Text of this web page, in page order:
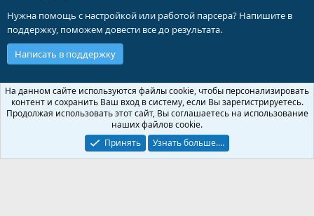
Нужна помощь с настройкой или работой парсера? Напишите в
поддержку, поможем довести все до результата.
Написать в поддержку
Russian (RU)
Обратная связь
Условия и правила
Политика конфиденциальности
Помощь
Community platform by XenForo ® © 2010-2026 XenForo Ltd.
На данном сайте используются файлы cookie, чтобы персонализировать
контент и сохранить Ваш вход в систему, если Вы зарегистрируетесь.
Продолжая использовать этот сайт, Вы соглашаетесь на использование
наших файлов cookie.
Принять
Узнать больше.…